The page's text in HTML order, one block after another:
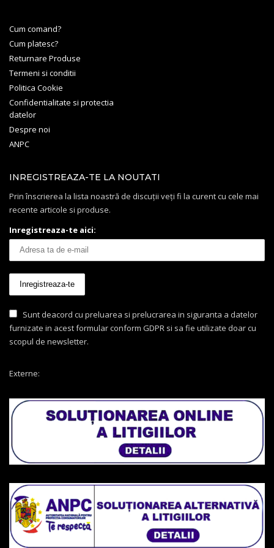
Cum comand?
Cum platesc?
Returnare Produse
Termeni si conditii
Politica Cookie
Confidentialitate si protectia
datelor
Despre noi
ANPC
INREGISTREAZA-TE LA NOUTATI
Prin înscrierea la lista noastră de discuții veți fi la curent cu cele mai
recente articole si produse.
Inregistreaza-te aici:
Sunt deacord cu preluarea si prelucrarea in siguranta a datelor
furnizate in acest formular conform GDPR si sa fie utilizate doar cu
scopul de newsletter.
Externe: